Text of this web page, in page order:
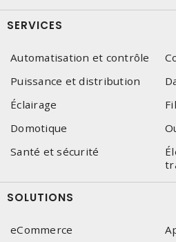
SERVICES
Automatisation et contrôle
Puissance et distribution
Éclairage
Domotique
Santé et sécurité
SOLUTIONS
eCommerce